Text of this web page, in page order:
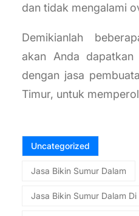
dan tidak mengalami
Demikianlah
akan Anda
dengan jasa
Timur, untuk
Uncategorized
Jasa Bikin Sumur Dalam
Jasa Bikin Sumur Dalam